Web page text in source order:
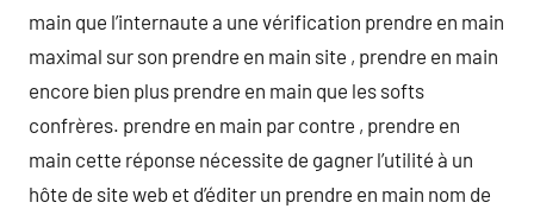
main que l’internaute a une vérification prendre en main
maximal sur son prendre en main site , prendre en main
encore bien plus prendre en main que les softs
confrères. prendre en main par contre , prendre en
main cette réponse nécessite de gagner l’utilité à un
hôte de site web et d’éditer un prendre en main nom de